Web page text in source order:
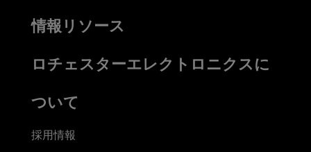
情報リソース
ロチェスターエレクトロニクスに
ついて
採用情報